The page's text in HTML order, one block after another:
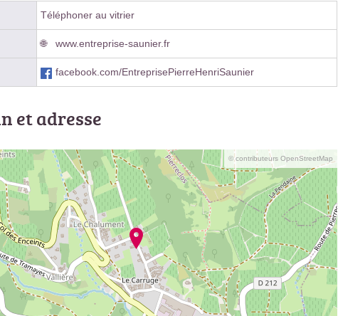
Téléphoner au vitrier
www.entreprise-saunier.fr
facebook.com/EntreprisePierreHenriSaunier
et adresse
© contributeurs OpenStreetMap